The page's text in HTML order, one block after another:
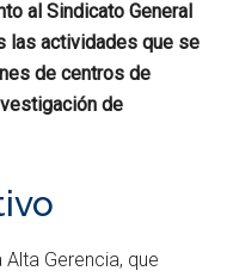
al Sindicato General
las actividades que se
de centros de
de
Gerencia, que